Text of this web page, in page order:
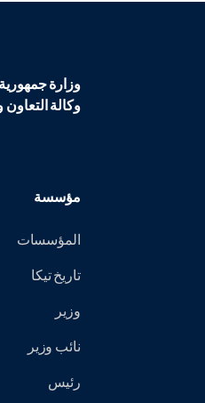
وزارة
وكالة التعاون
مؤسسة
المؤسسات
تاريخ تيكا
وزير
نائب وزير
رئيس